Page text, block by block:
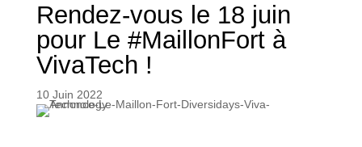
Rendez-vous le 18 juin
pour Le #MaillonFort à
VivaTech !
10 Juin 2022